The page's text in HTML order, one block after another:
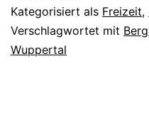
Kategorisiert als Freizeit,
Verschlagwortet mit
Wuppertal